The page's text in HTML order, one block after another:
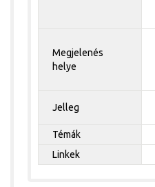
Megjelenés
helye
Jelleg
Témák
Linkek